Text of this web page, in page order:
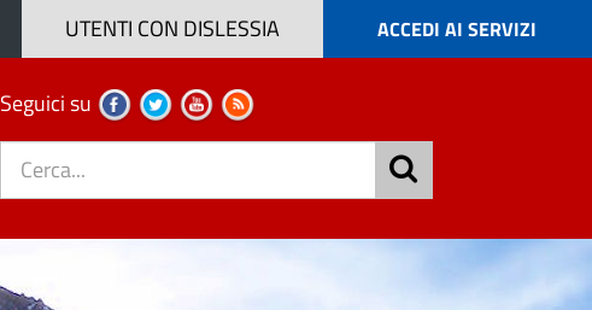
ACCEDI AI SERVIZI
UTENTI CON DISLESSIA
Seguici su